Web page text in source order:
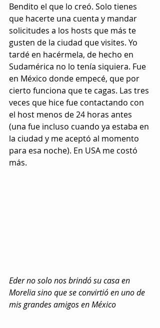
Bendito el que lo creó. Solo tienes
que hacerte una cuenta y mandar
solicitudes a los hosts que más te
gusten de la ciudad que visites. Yo
tardé en hacérmela, de hecho en
Sudamérica no lo tenía siquiera. Fue
en México donde empecé, que por
cierto funciona que te cagas. Las tres
veces que hice fue contactando con
el host menos de 24 horas antes
(una fue incluso cuando ya estaba en
la ciudad y me aceptó al momento
para esa noche). En USA me costó
más.
Eder no solo nos brindó su casa en
Morelia sino que se convirtió en uno de
mis grandes amigos en México